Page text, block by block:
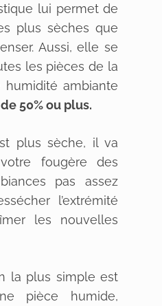
lui permet de
plus sèches que
Aussi, elle se
les pièces de la
ambiante
50% ou plus.
plus sèche, il va
fougère des
pas assez
l’extrémité
les nouvelles
la plus simple est
pièce humide,